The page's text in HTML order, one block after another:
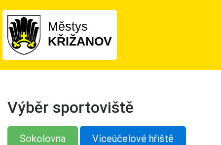
Městys
KŘIŽANOV
Výběr sportoviště
Sokolovna Víceúčelové hřiště